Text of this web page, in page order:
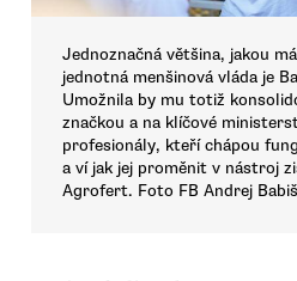
Jednoznačná většina, jakou
jednotná menšinová vláda je
Umožnila by mu totiž
značkou a na klíčové
profesionály, kteří chápou
a ví jak jej proměnit v nástroj
Agrofert. Foto FB Andrej Babiš